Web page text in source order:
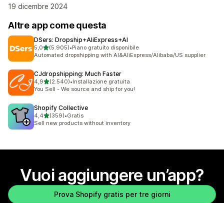
19 dicembre 2024
Altre app come questa
DSers: Dropship+AliExpress+AI
5,0stelle su 5
(5.905)
5905 recensioni totali
•Piano gratuito disponibile
Automated dropshipping with AI&AliExpress/Alibaba/US supplier
CJdropshipping: Much Faster
4,9stelle su 5
(2.540)
2540 recensioni totali
•Installazione gratuita
You Sell - We source and ship for you!
Shopify Collective
4,4stelle su 5
(359)
359 recensioni totali
•Gratis
Sell new products without inventory
Vuoi aggiungere un’app?
Prova Shopify gratis per tre giorni